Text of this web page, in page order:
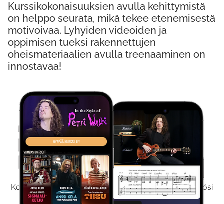
Kokeile Ilmaiseksi
Kokeilemalla ilmaiseksi saat koko sisältömme käyttöösi
viikon ajaksi.
Kurssikokonaisuuksien avulla kehittymistä
on helppo seurata, mikä tekee etenemisestä
motivoivaa. Lyhyiden videoiden ja
oppimisen tueksi rakennettujen
oheismateriaalien avulla treenaaminen on
innostavaa!